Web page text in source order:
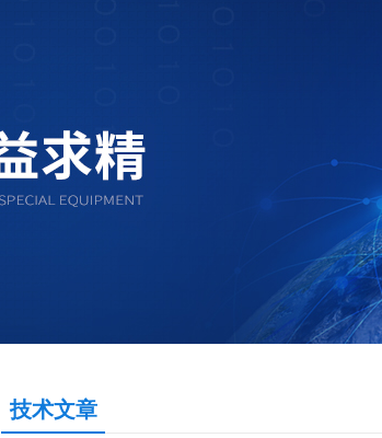
技术文章